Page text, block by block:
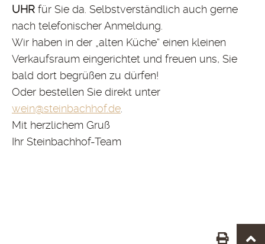
UHR für Sie da. Selbstverständlich auch gerne
nach telefonischer Anmeldung.
Wir haben in der „alten Küche“ einen kleinen
Verkaufsraum eingerichtet und freuen uns, Sie
bald dort begrüßen zu dürfen!
Oder bestellen Sie direkt unter
wein@steinbachhof.de.
Mit herzlichem Gruß
Ihr Steinbachhof-Team